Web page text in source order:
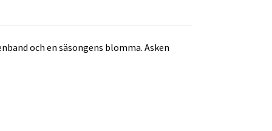
och en säsongens blomma. Asken